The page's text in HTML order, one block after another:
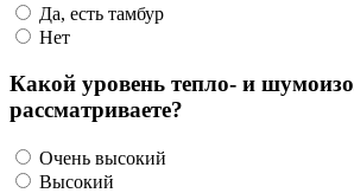
Да, есть тамбур
Нет
Какой уровень тепло- и
рассматриваете?
Очень высокий
Высокий